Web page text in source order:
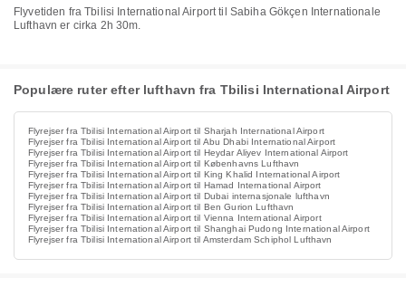
Flyvetiden fra Tbilisi International Airport til Sabiha Gökçen Internationale
Lufthavn er cirka 2h 30m.
Populære ruter efter lufthavn fra Tbilisi International Airport
Flyrejser fra Tbilisi International Airport til Sharjah International Airport
Flyrejser fra Tbilisi International Airport til Abu Dhabi International Airport
Flyrejser fra Tbilisi International Airport til Heydar Aliyev International Airport
Flyrejser fra Tbilisi International Airport til Københavns Lufthavn
Flyrejser fra Tbilisi International Airport til King Khalid International Airport
Flyrejser fra Tbilisi International Airport til Hamad International Airport
Flyrejser fra Tbilisi International Airport til Dubai internasjonale lufthavn
Flyrejser fra Tbilisi International Airport til Ben Gurion Lufthavn
Flyrejser fra Tbilisi International Airport til Vienna International Airport
Flyrejser fra Tbilisi International Airport til Shanghai Pudong International Airport
Flyrejser fra Tbilisi International Airport til Amsterdam Schiphol Lufthavn